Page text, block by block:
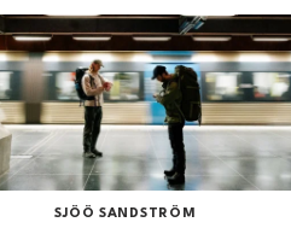
SJÖÖ SANDSTRÖM